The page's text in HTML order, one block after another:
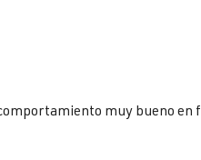
muy bueno en